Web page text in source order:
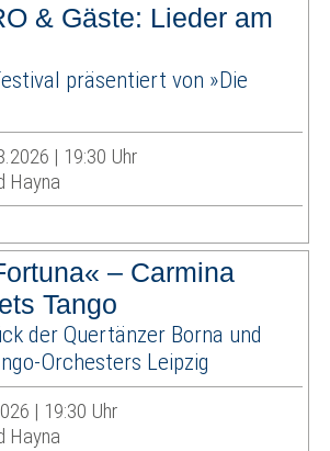
& Gäste: Lieder am
präsentiert von »Die
| 19:30 Uhr
Hayna
– Carmina
Tango
der Quertänzer Borna und
Orchesters Leipzig
| 19:30 Uhr
Hayna